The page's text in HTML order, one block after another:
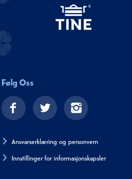
Følg Oss
Ansvarserklæring og personvern
Innstillinger for informasjonskapsler